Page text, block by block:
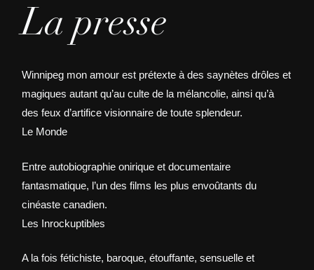
La presse
Winnipeg mon amour est prétexte à des saynètes drôles et
magiques autant qu’au culte de la mélancolie, ainsi qu’à
des feux d’artifice visionnaire de toute splendeur.
Le Monde
Entre autobiographie onirique et documentaire
fantasmatique, l’un des films les plus envoûtants du
cinéaste canadien.
Les Inrockuptibles
A la fois fétichiste, baroque, étouffante, sensuelle et